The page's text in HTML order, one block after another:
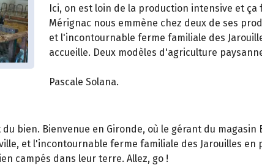
Ici, on est loin de la production intensive et
Mérignac nous emmène chez deux de ses
et l'incontournable ferme familiale des
accueille. Deux modèles d'agriculture
Pascale Solana.
bien. Bienvenue en Gironde, où le gérant du
et l'incontournable ferme familiale des Jarouilles
campés dans leur terre. Allez, go !